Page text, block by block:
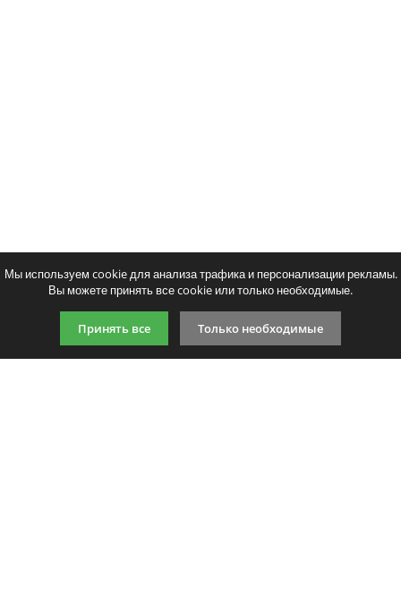
Мы используем cookie для анализа трафика и персонализации рекламы.
Вы можете принять все cookie или только необходимые.
Принять все Только необходимые